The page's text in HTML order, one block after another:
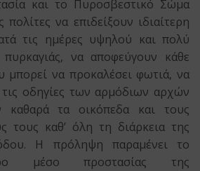
και το Πυροσβεστικό Σώμα
να επιδείξουν ιδιαίτερη
τις ημέρες υψηλού και πολύ
να αποφεύγουν κάθε
μπορεί να προκαλέσει φωτιά, να
οδηγίες των αρμόδιων αρχών
καθαρά τα οικόπεδα και τους
τους καθ’ όλη τη διάρκεια της
Η πρόληψη παραμένει το
μέσο προστασίας της